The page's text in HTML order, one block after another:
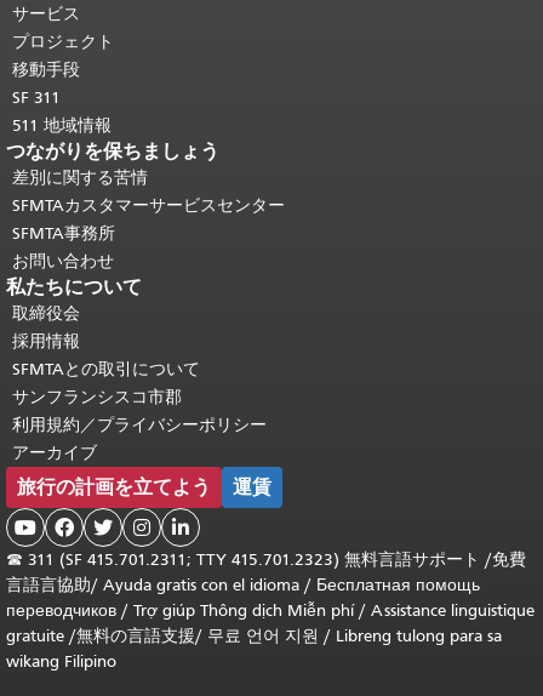
り返されます。
頭に戻る。
サービス
プロジェクト
移動手段
SF 311
511 地域情報
つながりを保ちましょう
差別に関する苦情
SFMTAカスタマーサービスセンター
SFMTA事務所
お問い合わせ
私たちについて
取締役会
採用情報
SFMTAとの取引について
サンフランシスコ市郡
利用規約／プライバシーポリシー
アーカイブ
旅行の計画を立てよう 運賃
    
☎ 311 (SF 415.701.2311; TTY 415.701.2323) 無料言語サポート /免費
言語言協助/ Ayuda gratis con el idioma / Бесплатная помощь
переводчиков / Trợ giúp Thông dịch Miễn phí/ Assistance linguistique
gratuite /無料の言語支援/ 무료 언어 지원 / Libreng tulong para sa
wikang Filipino